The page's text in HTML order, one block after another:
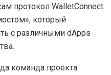
протокол WalletConnect
который
с различными dApps
команда проекта